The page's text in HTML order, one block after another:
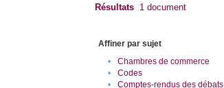
Résultats 1 document
Affiner par sujet
•
Chambres de commerce
•
Codes
•
Comptes-rendus des débats